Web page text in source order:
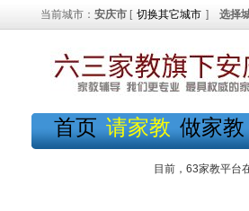
当前城市： 安庆市 [ 切换其它城市 ] 选择
首页 请家教 做家教
目前，63家教平台